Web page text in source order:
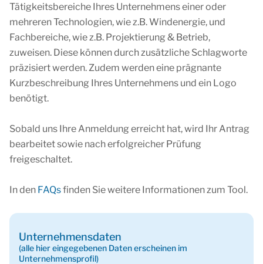
Tätigkeitsbereiche Ihres Unternehmens einer oder
mehreren Technologien, wie z.B. Windenergie, und
Fachbereiche, wie z.B. Projektierung & Betrieb,
zuweisen. Diese können durch zusätzliche Schlagworte
präzisiert werden. Zudem werden eine prägnante
Kurzbeschreibung Ihres Unternehmens und ein Logo
benötigt.
Sobald uns Ihre Anmeldung erreicht hat, wird Ihr Antrag
bearbeitet sowie nach erfolgreicher Prüfung
freigeschaltet.
In den FAQsfinden Sie weitere Informationen zum Tool.
Unternehmensdaten
(alle hier eingegebenen Daten erscheinen im
Unternehmensprofil)